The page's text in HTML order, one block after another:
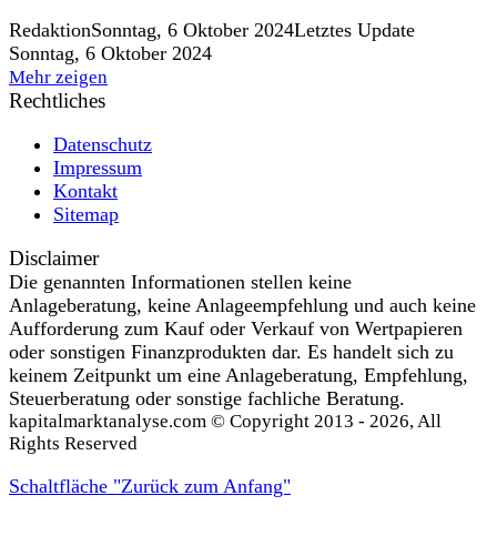
RedaktionSonntag, 6 Oktober 2024Letztes Update
Sonntag, 6 Oktober 2024
Mehr zeigen
Rechtliches
Datenschutz
Impressum
Kontakt
Sitemap
Disclaimer
Die genannten Informationen stellen keine
Anlageberatung, keine Anlageempfehlung und auch keine
Aufforderung zum Kauf oder Verkauf von Wertpapieren
oder sonstigen Finanzprodukten dar. Es handelt sich zu
keinem Zeitpunkt um eine Anlageberatung, Empfehlung,
Steuerberatung oder sonstige fachliche Beratung.
kapitalmarktanalyse.com © Copyright 2013 - 2026, All
Rights Reserved
Schaltfläche "Zurück zum Anfang"